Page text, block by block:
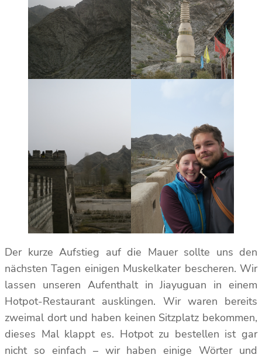
Der kurze Aufstieg auf die Mauer sollte uns den
nächsten Tagen einigen Muskelkater bescheren. Wir
lassen unseren Aufenthalt in Jiayuguan in einem
Hotpot-Restaurant ausklingen. Wir waren bereits
zweimal dort und haben keinen Sitzplatz bekommen,
dieses Mal klappt es. Hotpot zu bestellen ist gar
nicht so einfach – wir haben einige Wörter und